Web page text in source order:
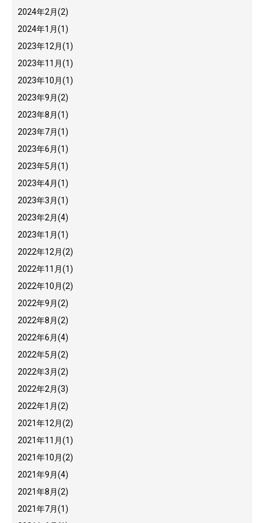
2024年2月(2)
2024年1月(1)
2023年12月(1)
2023年11月(1)
2023年10月(1)
2023年9月(2)
2023年8月(1)
2023年7月(1)
2023年6月(1)
2023年5月(1)
2023年4月(1)
2023年3月(1)
2023年2月(4)
2023年1月(1)
2022年12月(2)
2022年11月(1)
2022年10月(2)
2022年9月(2)
2022年8月(2)
2022年6月(4)
2022年5月(2)
2022年3月(2)
2022年2月(3)
2022年1月(2)
2021年12月(2)
2021年11月(1)
2021年10月(2)
2021年9月(4)
2021年8月(2)
2021年7月(1)